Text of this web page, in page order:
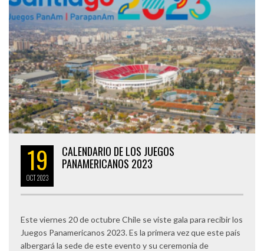
19
OCT2023
CALENDARIO DE LOS JUEGOS
PANAMERICANOS 2023
Este viernes 20 de octubre Chile se viste gala para recibir los
Juegos Panamericanos 2023. Es la primera vez que este país
albergará la sede de este evento y su ceremonia de